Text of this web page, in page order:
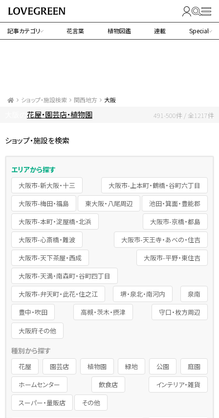
記事カテゴリ 花言葉 植物図鑑 連載 Special
ショップ・施設検索 関西地方
大阪
花屋・園芸店・植物園 491-500件 / 全1217件
ショップ・施設を検索
エリアから探す
大阪市-新大阪・十三
大阪市-上本町・鶴橋・谷町六丁目
大阪市-梅田・福島
東大阪・八尾周辺
池田・箕面・豊能郡
大阪市-本町・淀屋橋・北浜
大阪市-京橋・都島
大阪市-心斎橋・難波
大阪市-天王寺・あべの・住吉
大阪市-天下茶屋・西成
大阪市-平野・東住吉
大阪市-天満・南森町・谷町四丁目
大阪市-弁天町・此花・住之江
堺・泉北・南河内
泉南
豊中・吹田
高槻・茨木・摂津
守口・枚方周辺
大阪府その他
種別から探す
花屋 園芸店 植物園 緑地 公園
庭園
ホームセンター
飲食店
インテリア・雑貨
スーパー・量販店
その他